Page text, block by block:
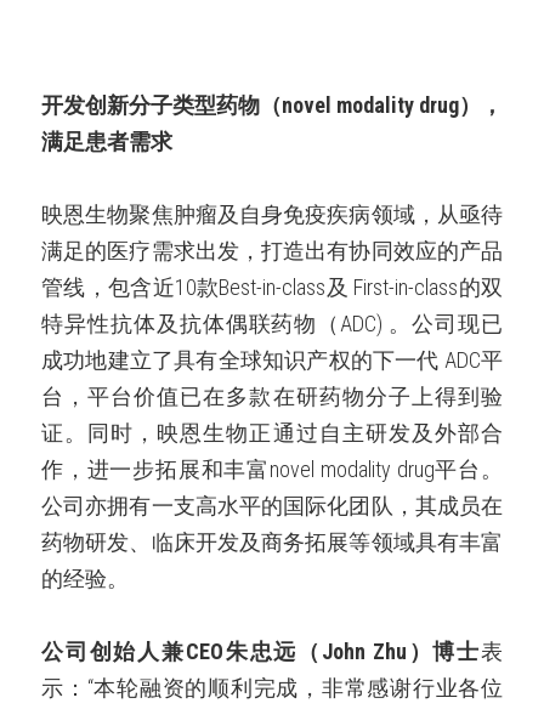
开发创新分子类型药物（novel modality drug），
满足患者需求
映恩生物聚焦肿瘤及自身免疫疾病领域，从亟待
满足的医疗需求出发，打造出有协同效应的产品
管线，包含近10款Best-in-class及 First-in-class的双
特异性抗体及抗体偶联药物（ADC) 。公司现已
成功地建立了具有全球知识产权的下一代 ADC平
台，平台价值已在多款在研药物分子上得到验
证。同时，映恩生物正通过自主研发及外部合
作，进一步拓展和丰富novel modality drug平台。
公司亦拥有一支高水平的国际化团队，其成员在
药物研发、临床开发及商务拓展等领域具有丰富
的经验。
公司创始人兼CEO朱忠远（John Zhu）博士表
示：“本轮融资的顺利完成，非常感谢行业各位